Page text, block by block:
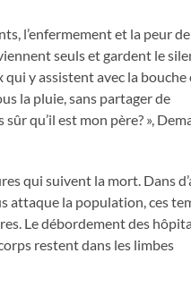
l’enfermement et la peur
seuls et gardent le
y assistent avec la bouche
la pluie, sans partager de
qu’il est mon père? »,
qui suivent la mort. Dans
attaque la population, ces
Le débordement des
restent dans les limbes